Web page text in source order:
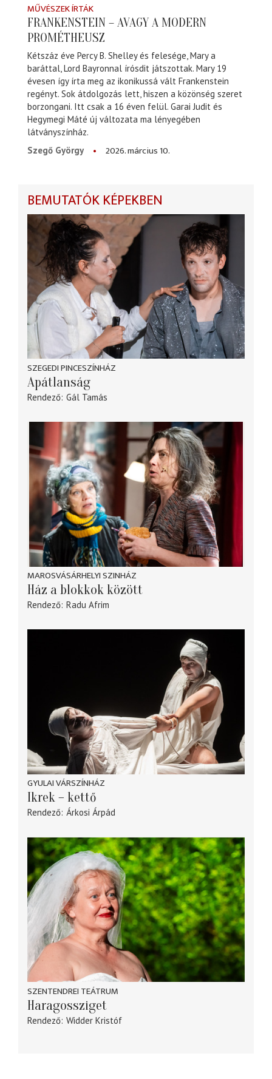
MŰVÉSZEK ÍRTÁK
FRANKENSTEIN – AVAGY A MODERN
PROMÉTHEUSZ
Kétszáz éve Percy B. Shelley és felesége, Mary a
baráttal, Lord Bayronnal írósdit játszottak. Mary 19
évesen így írta meg az ikonikussá vált Frankenstein
regényt. Sok átdolgozás lett, hiszen a közönség szeret
borzongani. Itt csak a 16 éven felül. Garai Judit és
Hegymegi Máté új változata ma lényegében
látványszínház.
Szegő György
2026. március 10.
BEMUTATÓK KÉPEKBEN
SZEGEDI PINCESZÍNHÁZ
Apátlanság
Rendező Gál Tamás
MAROSVÁSÁRHELYI SZINHÁZ
Ház a blokkok között
Rendező Radu Afrim
GYULAI VÁRSZÍNHÁZ
Ikrek – kettő
Rendező Árkosi Árpád
SZENTENDREI TEÁTRUM
Haragossziget
Rendező Widder Kristóf